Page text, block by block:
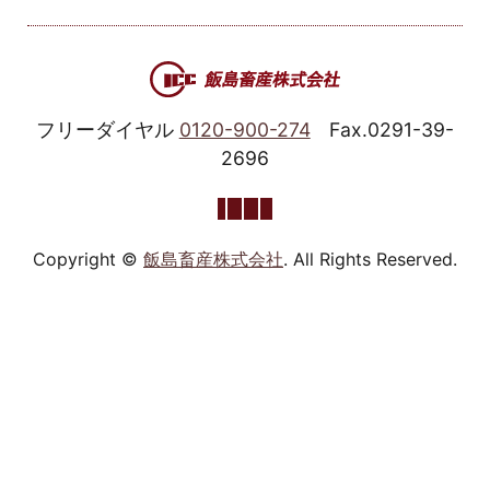
フリーダイヤル 0120-900-274
Fax.0291-39-
2696
Copyright © 飯島畜産株式会社. All Rights Reserved.